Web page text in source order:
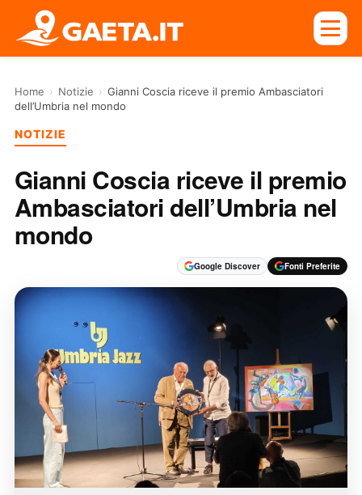
Home › Notizie › Gianni Coscia riceve il premio Ambasciatori
dell’Umbria nel mondo
NOTIZIE
Gianni Coscia riceve il premio
Ambasciatori dell’Umbria nel
mondo
Google Discover Fonti Preferite